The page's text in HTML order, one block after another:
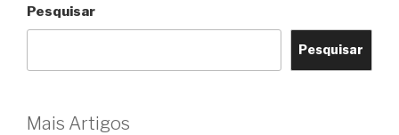
Pesquisar
Pesquisar
Mais Artigos